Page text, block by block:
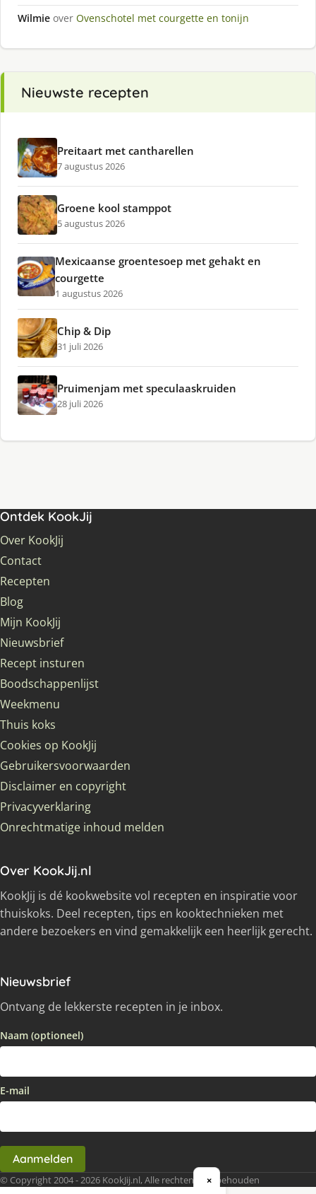
Wilmie over Ovenschotel met courgette en tonijn
Nieuwste recepten
Preitaart met cantharellen
7 augustus 2026
Groene kool stamppot
5 augustus 2026
Mexicaanse groentesoep met gehakt en
courgette
1 augustus 2026
Chip & Dip
31 juli 2026
Pruimenjam met speculaaskruiden
28 juli 2026
Ontdek KookJij
Over KookJij
Contact
Recepten
Blog
Mijn KookJij
Nieuwsbrief
Recept insturen
Boodschappenlijst
Weekmenu
Thuis koks
Cookies op KookJij
Gebruikersvoorwaarden
Disclaimer en copyright
Privacyverklaring
Onrechtmatige inhoud melden
Over KookJij.nl
KookJij is dé kookwebsite vol recepten en inspiratie voor
thuiskoks. Deel recepten, tips en kooktechnieken met
andere bezoekers en vind gemakkelijk een heerlijk gerecht.
Nieuwsbrief
Ontvang de lekkerste recepten in je inbox.
Naam (optioneel)
E-mail
Aanmelden
© Copyright 2004 - 2026 KookJij.nl, Alle rechten voorbehouden
×